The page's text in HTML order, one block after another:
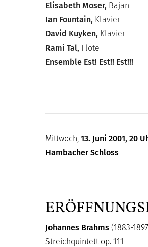
Elisabeth Moser, Bajan
Ian Fountain, Klavier
David Kuyken, Klavier
Rami Tal, Flöte
Ensemble Est! Est!! Est!!!
Mittwoch, 13. Juni 2001, 20
Hambacher Schloss
Johannes Brahms (1883-
Streichquintett op. 111